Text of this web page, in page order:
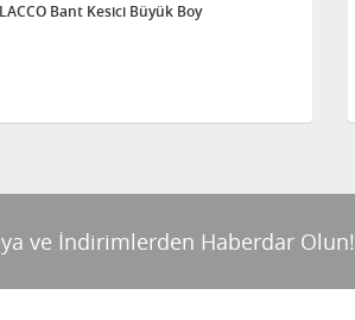
LACCO Bant Kesici Büyük Boy
ve İndirimlerden Haberdar Olun!